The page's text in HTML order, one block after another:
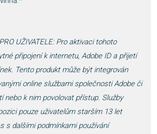
UŽIVATELE: Pro aktivaci tohoto
připojení k internetu, Adobe ID a přijetí
Tento produkt může být integrován
online službami společnosti Adobe či
nebo k nim povolovat přístup. Služby
pouze uživatelům starším 13 let
s dalšími podmínkami používání